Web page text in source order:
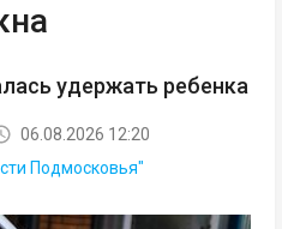
удержать ребенка
06.08.2026 12:20
Подмосковья"